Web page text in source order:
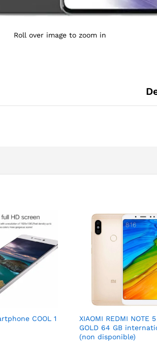
Roll over image to zoom in
COOL 1
XIAOMI REDMI NOTE 5
GOLD 64 GB
(non disponible)